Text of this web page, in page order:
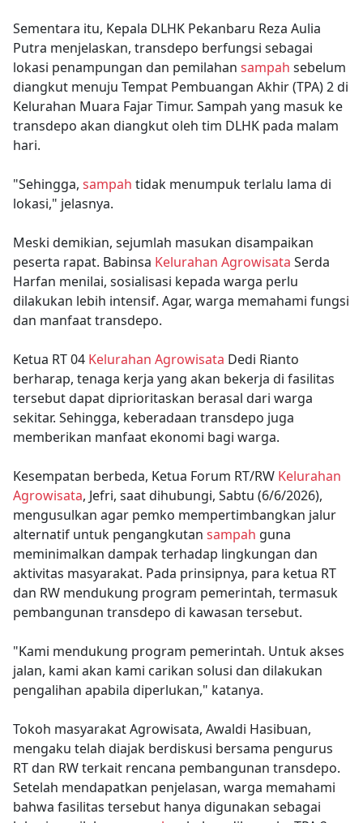
Sementara itu, Kepala DLHK Pekanbaru Reza Aulia
Putra menjelaskan, transdepo berfungsi sebagai
lokasi penampungan dan pemilahan sampah sebelum
diangkut menuju Tempat Pembuangan Akhir (TPA) 2 di
Kelurahan Muara Fajar Timur. Sampah yang masuk ke
transdepo akan diangkut oleh tim DLHK pada malam
hari.
"Sehingga, sampah tidak menumpuk terlalu lama di
lokasi," jelasnya.
Meski demikian, sejumlah masukan disampaikan
peserta rapat. Babinsa Kelurahan Agrowisata Serda
Harfan menilai, sosialisasi kepada warga perlu
dilakukan lebih intensif. Agar, warga memahami fungsi
dan manfaat transdepo.
Ketua RT 04 Kelurahan Agrowisata Dedi Rianto
berharap, tenaga kerja yang akan bekerja di fasilitas
tersebut dapat diprioritaskan berasal dari warga
sekitar. Sehingga, keberadaan transdepo juga
memberikan manfaat ekonomi bagi warga.
Kesempatan berbeda, Ketua Forum RT/RW Kelurahan
Agrowisata, Jefri, saat dihubungi, Sabtu (6/6/2026),
mengusulkan agar pemko mempertimbangkan jalur
alternatif untuk pengangkutan sampah guna
meminimalkan dampak terhadap lingkungan dan
aktivitas masyarakat. Pada prinsipnya, para ketua RT
dan RW mendukung program pemerintah, termasuk
pembangunan transdepo di kawasan tersebut.
"Kami mendukung program pemerintah. Untuk akses
jalan, kami akan kami carikan solusi dan dilakukan
pengalihan apabila diperlukan," katanya.
Tokoh masyarakat Agrowisata, Awaldi Hasibuan,
mengaku telah diajak berdiskusi bersama pengurus
RT dan RW terkait rencana pembangunan transdepo.
Setelah mendapatkan penjelasan, warga memahami
bahwa fasilitas tersebut hanya digunakan sebagai